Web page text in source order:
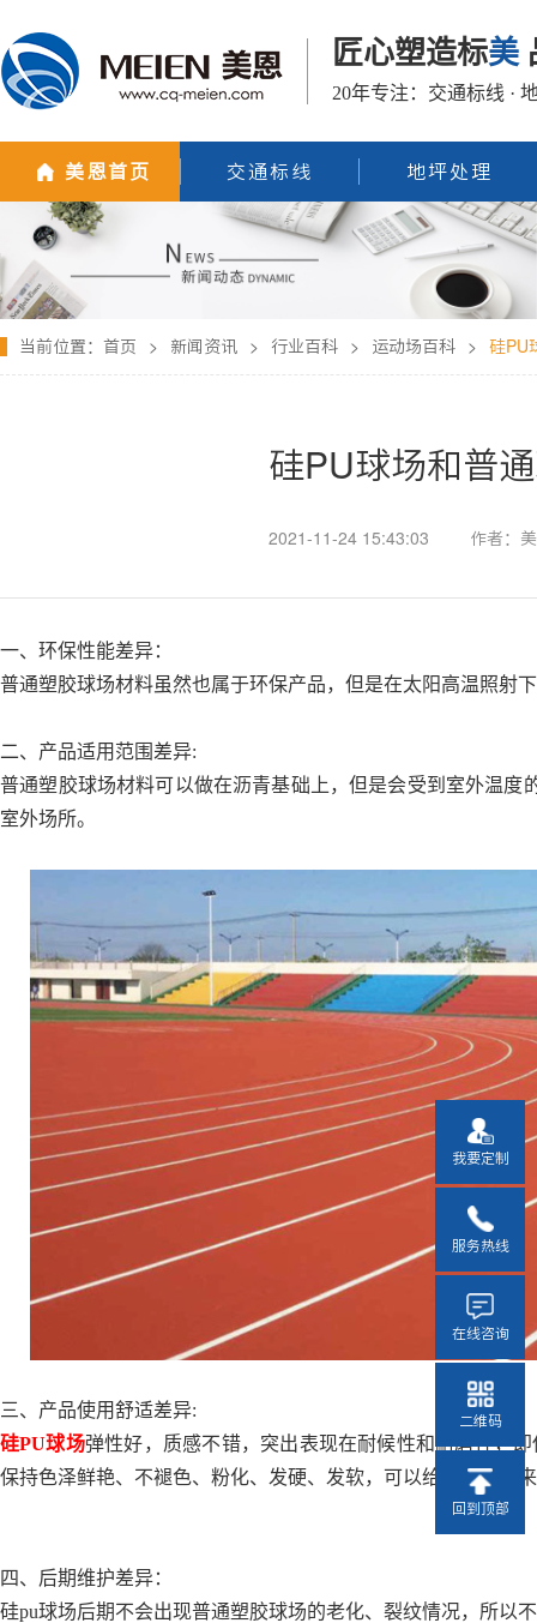
匠心塑造标美
20年专注：交通标线 ·
美恩首页 交通标线 地坪处理
当前位置： 首页 > 新闻资讯 > 行业百科 > 运动场百科 > 硅PU
硅PU球场和普
2021-11-24 15:43:03 作者：
一、环保性能差异：
普通塑胶球场材料虽然也属于环保产品，但是在太阳高温照射
二、产品适用范围差异:
普通塑胶球场材料可以做在沥青基础上，但是会受到室外温
室外场所。
三、产品使用舒适差异:
硅PU球场弹性好，质感不错，突出表现在耐候性和耐磨性，
保持色泽鲜艳、不褪色、粉化、发硬、发软，可以给使用者带
四、后期维护差异：
硅pu球场后期不会出现普通塑胶球场的老化、裂纹情况，所以
我要定制
服务热线
在线咨询
二维码
回到顶部